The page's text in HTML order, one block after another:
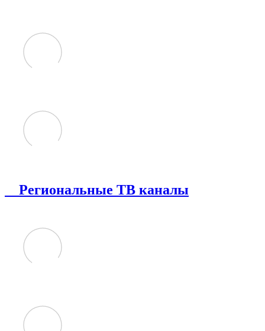
Региональные ТВ каналы